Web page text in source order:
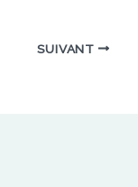
SUIVANT